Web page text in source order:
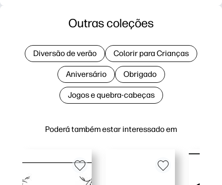
Poderá também estar interessado em
Outras coleções
Diversão de verão Colorir para Crianças
Aniversário Obrigado
Jogos e quebra-cabeças